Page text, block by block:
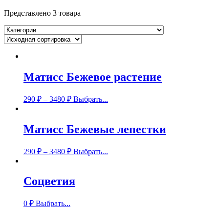
Представлено 3 товара
Матисс Бежевое растение
290 ₽ – 3480 ₽ Выбрать...
Матисс Бежевые лепестки
290 ₽ – 3480 ₽ Выбрать...
Соцветия
0 ₽ Выбрать...